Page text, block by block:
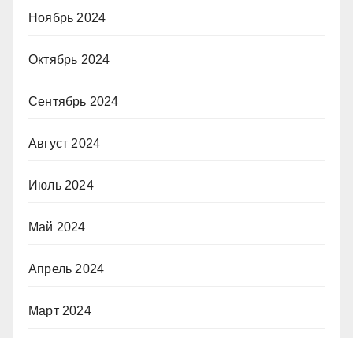
Ноябрь 2024
Октябрь 2024
Сентябрь 2024
Август 2024
Июль 2024
Май 2024
Апрель 2024
Март 2024